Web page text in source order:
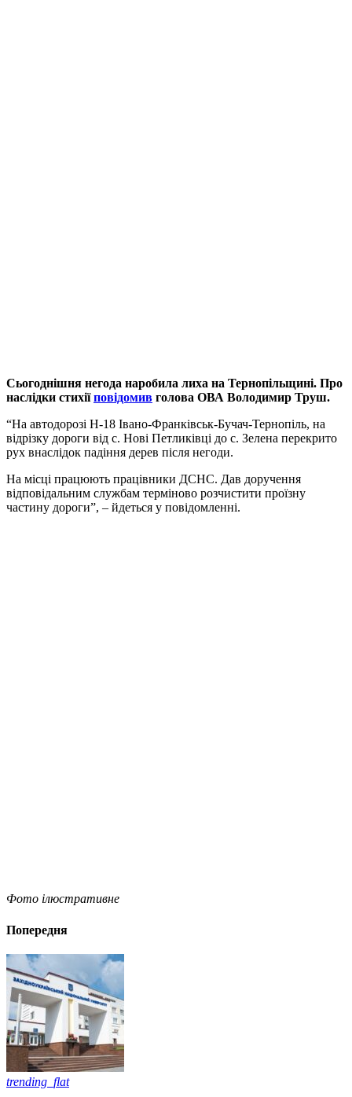
Сьогоднішня негода наробила лиха на Тернопільщині. Про
наслідки стихіїповідомив голова ОВА Володимир Труш.
“На автодорозі Н-18 Івано-Франківськ-Бучач-Тернопіль, на
відрізку дороги від с. Нові Петликівці до с. Зелена перекрито
рух внаслідок падіння дерев після негоди.
На місці працюють працівники ДСНС. Дав доручення
відповідальним службам терміново розчистити проїзну
частину дороги”, – йдеться у повідомленні.
Фото ілюстративне
Попередня
trending_flat